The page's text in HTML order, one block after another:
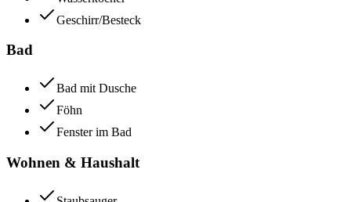
Geschirr/Besteck
Bad
Bad mit Dusche
Föhn
Fenster im Bad
Wohnen & Haushalt